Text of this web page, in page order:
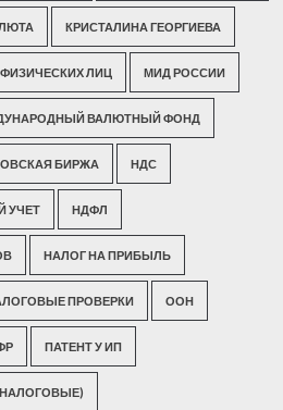
КРИСТАЛИНА ГЕОРГИЕВА
ЛИЦ МИД РОССИИ
ВАЛЮТНЫЙ ФОНД
БИРЖА НДС
УЧЕТ НДФЛ
НАЛОГ НА ПРИБЫЛЬ
ПРОВЕРКИ ООН
ПАТЕНТ У ИП